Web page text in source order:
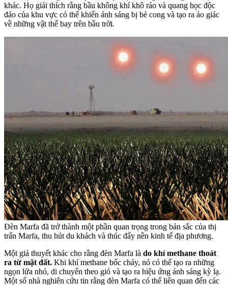
khác. Họ giải thích rằng bầu không khí khô ráo và quang học độc
đáo của khu vực có thể khiến ánh sáng bị bẻ cong và tạo ra ảo giác
về những vật thể bay trên bầu trời.
Đèn Marfa đã trở thành một phần quan trọng trong bản sắc của thị
trấn Marfa, thu hút du khách và thúc đẩy nền kinh tế địa phương.
Một giả thuyết khác cho rằng đèn Marfa là do khí methane thoát
ra từ mặt đất. Khi khí methane bốc cháy, nó có thể tạo ra những
ngọn lửa nhỏ, di chuyển theo gió và tạo ra hiệu ứng ánh sáng kỳ lạ.
Một số nhà nghiên cứu tin rằng đèn Marfa có thể liên quan đến các